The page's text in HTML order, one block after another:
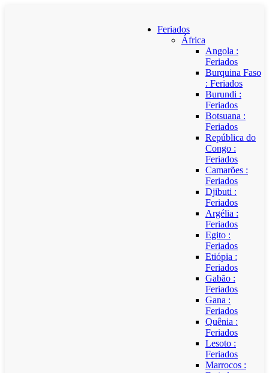
Feriados
África
Angola :
Feriados
Burquina Faso
: Feriados
Burundi :
Feriados
Botsuana :
Feriados
República do
Congo :
Feriados
Camarões :
Feriados
Djibuti :
Feriados
Argélia :
Feriados
Egito :
Feriados
Etiópia :
Feriados
Gabão :
Feriados
Gana :
Feriados
Quênia :
Feriados
Lesoto :
Feriados
Marrocos :